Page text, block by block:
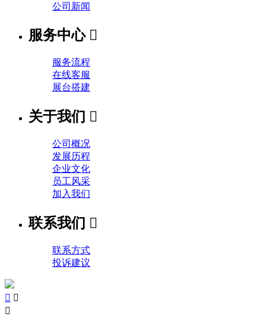
公司新闻
服务中心 
服务流程
在线客服
展台搭建
关于我们 
公司概况
发展历程
企业文化
员工风采
加入我们
联系我们 
联系方式
投诉建议
 
